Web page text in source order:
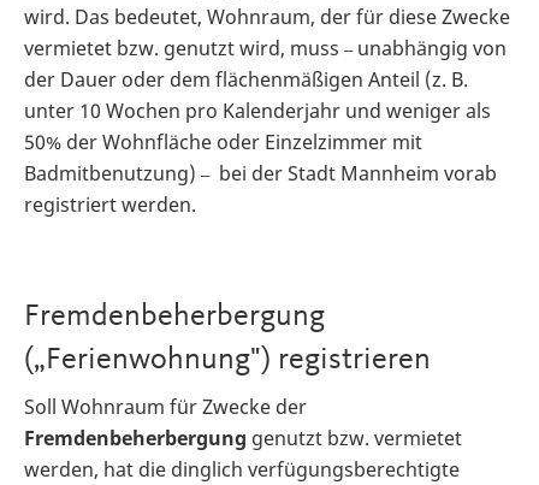
wird. Das bedeutet, Wohnraum, der für diese Zwecke
vermietet bzw. genutzt wird, muss –unabhängig von
der Dauer oder dem flächenmäßigen Anteil (z. B.
unter 10 Wochen pro Kalenderjahr und weniger als
50% der Wohnfläche oder Einzelzimmer mit
Badmitbenutzung) –bei der Stadt Mannheim vorab
registriert werden.
Fremdenbeherbergung
(„Ferienwohnung") registrieren
Soll Wohnraum für Zwecke der
Fremdenbeherbergung genutzt bzw. vermietet
werden, hat die dinglich verfügungsberechtigte